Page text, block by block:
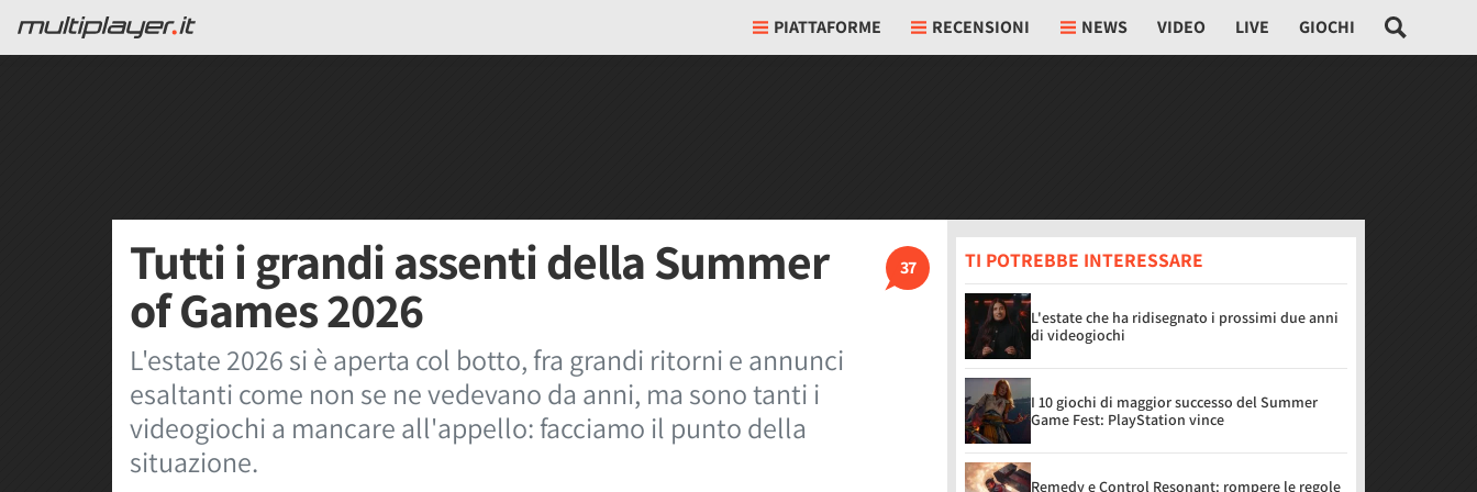
PIATTAFORME RECENSIONI NEWS VIDEO LIVE GIOCHI
37
Tutti i grandi assenti della Summer
of Games 2026
L'estate 2026 si è aperta col botto, fra grandi ritorni e annunci
esaltanti come non se ne vedevano da anni, ma sono tanti i
videogiochi a mancare all'appello: facciamo il punto della
situazione.
TI POTREBBE INTERESSARE
L'estate che ha ridisegnato i prossimi due anni
di videogiochi
I 10 giochi di maggior successo del Summer
Game Fest: PlayStation vince
Remedy e Control Resonant: rompere le regole